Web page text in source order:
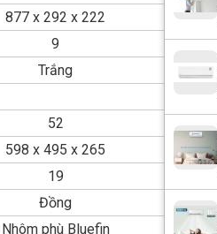
877 x 292 x 222
9
Trắng
52
598 x 495 x 265
19
Đồng
Nhôm phù Bluefin